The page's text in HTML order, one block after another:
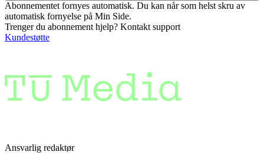
Abonnementet fornyes automatisk. Du kan når som helst skru av
automatisk fornyelse på Min Side.
Trenger du abonnement hjelp? Kontakt support
Kundestøtte
Ansvarlig redaktør